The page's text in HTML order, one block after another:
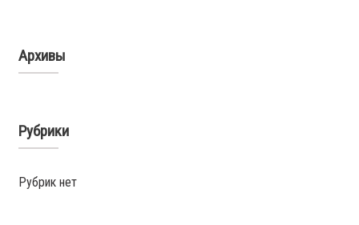
Архивы
Рубрики
Рубрик нет